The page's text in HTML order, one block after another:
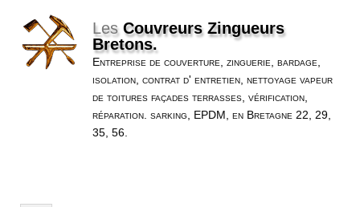
Les Couvreurs Zingueurs
Bretons.
Entreprise de couverture, zinguerie, bardage,
isolation, contrat d' entretien, nettoyage vapeur
de toitures façades terrasses, vérification,
réparation. sarking, EPDM, en Bretagne 22, 29,
35, 56.